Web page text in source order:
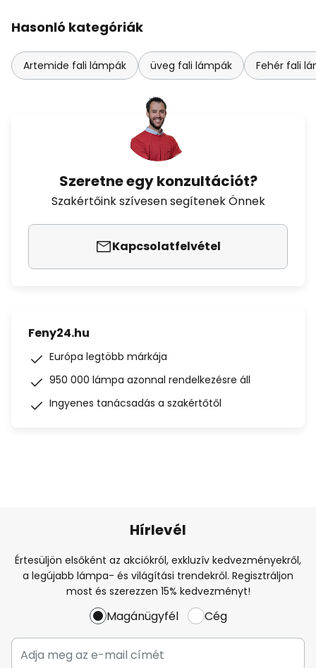
Hasonló kategóriák
Artemide fali lámpák üveg fali lámpák Fehér fali
Szeretne egy konzultációt?
Szakértőink szívesen segítenek Önnek
Kapcsolatfelvétel
Feny24.hu
Európa legtöbb márkája
950 000 lámpa azonnal rendelkezésre áll
Ingyenes tanácsadás a szakértőtől
Hírlevél
Értesüljön elsőként az akciókról, exkluzív kedvezményekről,
a legújabb lámpa- és világítási trendekről. Regisztráljon
most és szerezzen 15% kedvezményt!
Magánügyfél Cég